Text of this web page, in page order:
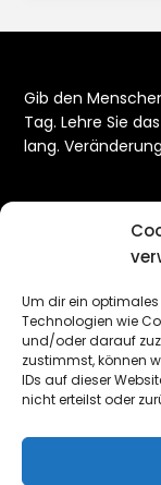
Um dir ein optimales
Technologien wie
und/oder darauf
zustimmst, können
IDs auf dieser
nicht erteilst oder
Gib den
Tag. Lehre Sie
lang.
Anmelden
Eintrags-Feed
Kommentar-